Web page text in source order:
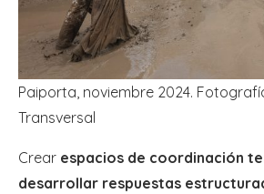
Paiporta, noviembre 2024.
Transversal
Crear espacios de coordinación
desarrollar respuestas